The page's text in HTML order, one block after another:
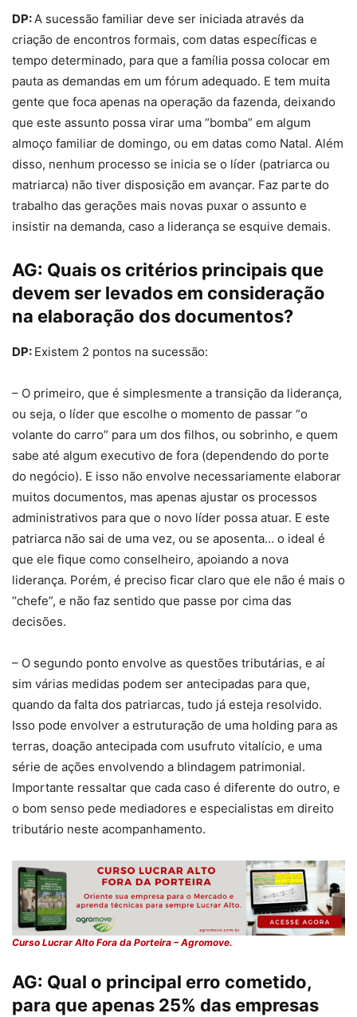
DP:A sucessão familiar deve ser iniciada através da
criação de encontros formais, com datas específicas e
tempo determinado, para que a família possa colocar em
pauta as demandas em um fórum adequado. E tem muita
gente que foca apenas na operação da fazenda, deixando
que este assunto possa virar uma “bomba” em algum
almoço familiar de domingo, ou em datas como Natal. Além
disso, nenhum processo se inicia se o líder (patriarca ou
matriarca) não tiver disposição em avançar. Faz parte do
trabalho das gerações mais novas puxar o assunto e
insistir na demanda, caso a liderança se esquive demais.
AG: Quais os critérios principais que
devem ser levados em consideração
na elaboração dos documentos?
DP: Existem 2 pontos na sucessão:
– O primeiro, que é simplesmente a transição da liderança,
ou seja, o líder que escolhe o momento de passar “o
volante do carro” para um dos filhos, ou sobrinho, e quem
sabe até algum executivo de fora (dependendo do porte
do negócio). E isso não envolve necessariamente elaborar
muitos documentos, mas apenas ajustar os processos
administrativos para que o novo líder possa atuar. E este
patriarca não sai de uma vez, ou se aposenta… o ideal é
que ele fique como conselheiro, apoiando a nova
liderança. Porém, é preciso ficar claro que ele não é mais o
“chefe”, e não faz sentido que passe por cima das
decisões.
– O segundo ponto envolve as questões tributárias, e aí
sim várias medidas podem ser antecipadas para que,
quando da falta dos patriarcas, tudo já esteja resolvido.
Isso pode envolver a estruturação de uma holding para as
terras, doação antecipada com usufruto vitalício, e uma
série de ações envolvendo a blindagem patrimonial.
Importante ressaltar que cada caso é diferente do outro, e
o bom senso pede mediadores e especialistas em direito
tributário neste acompanhamento.
Curso Lucrar Alto Fora da Porteira – Agromove.
AG: Qual o principal erro cometido,
para que apenas 25% das empresas